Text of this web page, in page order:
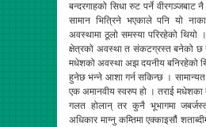
बन्दरगाहको सिधा रुट पर्ने वीरगञ्जबाट
सामान भित्रिने भएकाले पनि यो
अवस्थामा ठूलो समस्या परिरहेको
क्षेत्रको अवस्था त संकटग्रस्त बनेको छ
मधेशको अवस्था अझ दयनीय बनिरहेको
हुनेछ भन्ने आशा गर्न सकिन्छ ।
एक अमानवीय स्वरुप हो । तराई
गलत होलान् तर कुनै भूभागमा
अधिकार माग्नु कम्तिमा एक्काइसौं